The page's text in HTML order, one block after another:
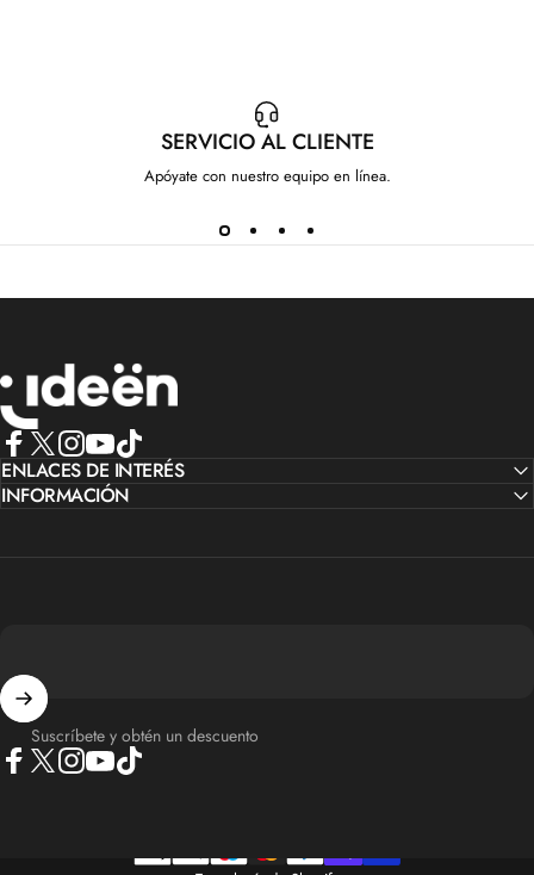
SERVICIO AL CLIENTE
Apóyate con nuestro equipo en línea.
IdeenstoresMX
Facebook
X (Twitter)
Instagram
YouTube
TikTok
ENLACES DE INTERÉS
INFORMACIÓN
Suscríbete y obtén un descuento